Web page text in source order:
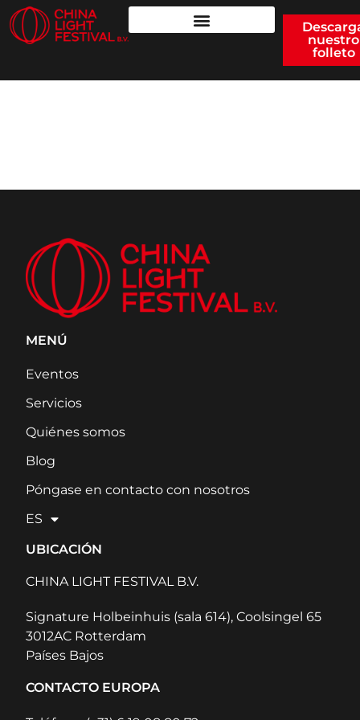
nuestro
folleto
MENÚ
Eventos
Servicios
Quiénes somos
Blog
Póngase en contacto con nosotros
ES
UBICACIÓN
CHINA LIGHT FESTIVAL B.V.
Signature Holbeinhuis (sala 614), Coolsingel 65
3012AC Rotterdam
Países Bajos
CONTACTO EUROPA